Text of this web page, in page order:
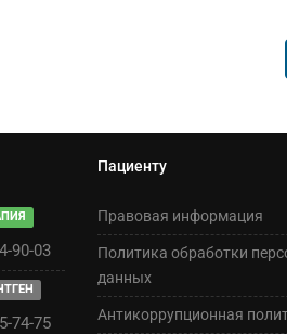
90-03
74-75
Пациенту
Правовая информация
Политика обработки
данных
Антикоррупционная